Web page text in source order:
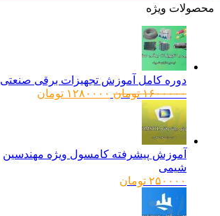
محصولات ویژه
دوره کامل آموزش تجهیزات برقی صنعتی
۱۶۰۰۰۰۰ تومان قیمت
۱۲۸۰۰۰۰ تومان
آموزش پیشرفته کامسول ویژه مهندسین
شیمی
۲۵۰۰۰۰ تومان